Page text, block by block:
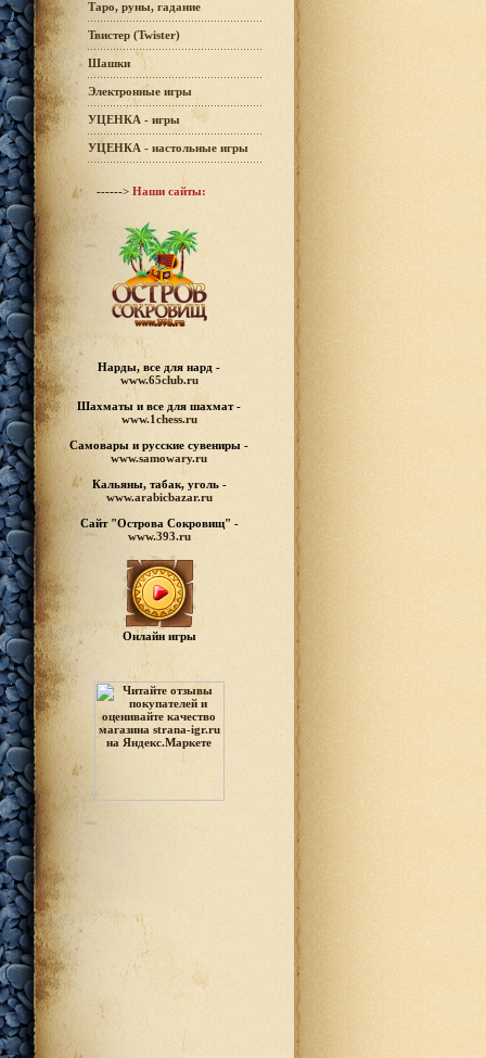
Таро, руны, гадание
Твистер (Twister)
Шашки
Электронные игры
УЦЕНКА - игры
УЦЕНКА - настольные игры
------> Наши сайты:
Нарды, все для нард -
www.65club.ru
Шахматы и все для шахмат -
www.1chess.ru
Самовары и русские сувениры -
www.samowary.ru
Кальяны, табак, уголь -
www.arabicbazar.ru
Сайт "Острова Сокровищ" -
www.393.ru
Онлайн игры